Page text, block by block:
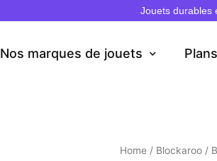
Jouets durables
Nos marques de jouets
Home/ Blockaroo/